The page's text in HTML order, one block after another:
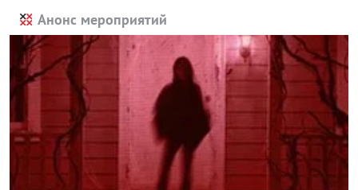
Анонс мероприятий